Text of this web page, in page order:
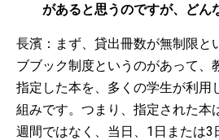
があると思うのですが、どん
長濱：まず、貸出冊数が無制限と
ブブック制度というのがあって、
指定した本を、多くの学生が利用
組みです。つまり、指定された本
週間ではなく、当日、1日または3